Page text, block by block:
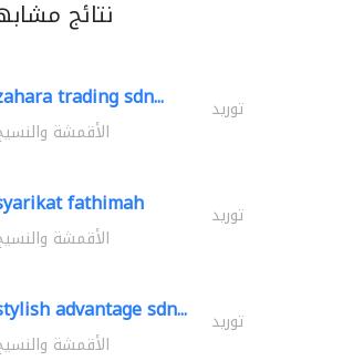
نتائج
trading sdn... توريد
الأقمشة
fathimah توريد
الأقمشة
advantage sdn... توريد
الأقمشة